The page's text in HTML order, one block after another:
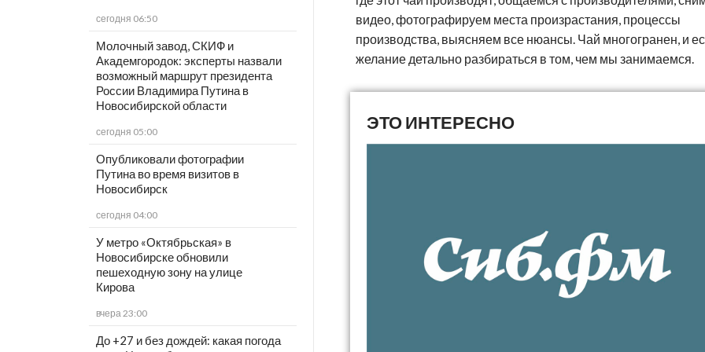
сегодня 06:50
Молочный завод, СКИФ и
Академгородок: эксперты назвали
возможный маршрут президента
России Владимира Путина в
Новосибирской области
сегодня 05:00
Опубликовали фотографии
Путина во время визитов в
Новосибирск
сегодня 04:00
У метро «Октябрьская» в
Новосибирске обновили
пешеходную зону на улице
Кирова
вчера 23:00
До +27 и без дождей: какая погода
видео, фотографируем места произрастания, процессы
производства, выясняем все нюансы. Чай многогранен, и
желание детально разбираться в том, чем мы занимаемся.